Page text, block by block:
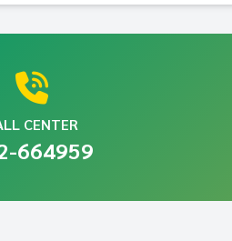
CENTER
664959